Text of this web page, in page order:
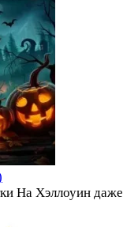
На Хэллоуин даже